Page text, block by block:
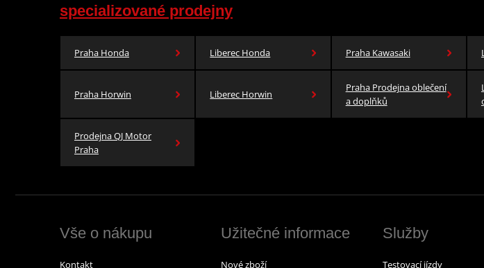
specializované prodejny
Praha Honda Liberec Honda Praha Kawasaki
Praha Horwin Liberec Horwin
Praha Prodejna oblečení
a doplňků
Prodejna QJ Motor
Praha
Vše o nákupu
Kontakt
Užitečné informace
Nové zboží
Služby
Testovací jízdy